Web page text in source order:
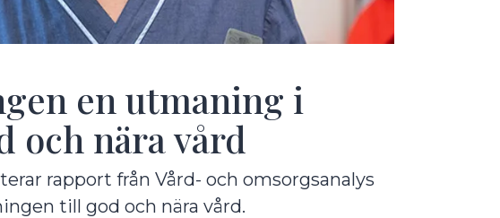
en utmaning i
och nära vård
rapport från Vård- och omsorgsanalys
till god och nära vård.